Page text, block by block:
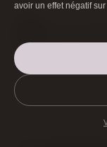
avoir un effet négatif
 01 40 17 00 99
